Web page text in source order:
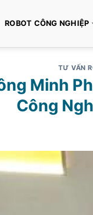
ROBOT CÔNG NGHIỆP
TƯ VẤN
Minh
Công